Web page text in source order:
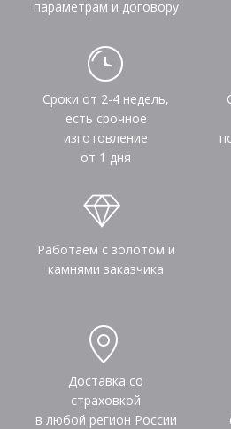
параметрам и договору
Сроки от 2-4 недель,
есть срочное
изготовление
от 1 дня
Работаем с золотом и
камнями заказчика
Доставка со
страховкой
в любой регион России